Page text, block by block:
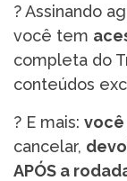
? Assinando
você tem
completa do
conteúdos
?️ E mais: você
cancelar,
APÓS a